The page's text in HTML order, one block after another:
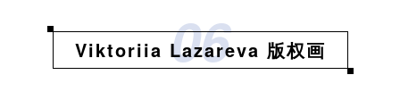
06
Viktoriia Lazareva 版权画